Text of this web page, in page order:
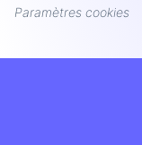
Paramètres cookies